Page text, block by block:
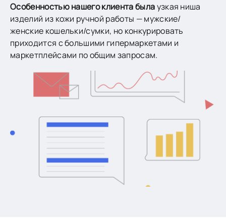
Особенностью нашего клиента былаузкая ниша
изделий из кожи ручной работы — мужские/
женские кошельки/сумки, но конкурировать
приходится с большими гипермаркетами и
маркетплейсами по общим запросам.